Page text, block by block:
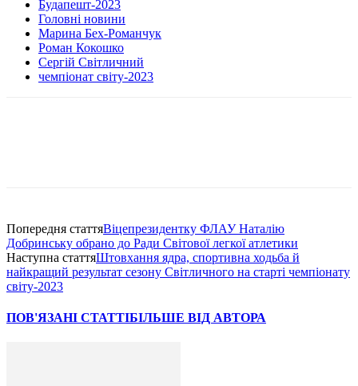
Будапешт-2023
Головні новини
Марина Бех-Романчук
Роман Кокошко
Сергій Світличний
чемпіонат світу-2023
Попередня статтяВіцепрезидентку ФЛАУ Наталію
Добринську обрано до Ради Світової легкої атлетики
Наступна статтяШтовхання ядра, спортивна ходьба й
найкращий результат сезону Світличного на старті чемпіонату
світу-2023
ПОВ'ЯЗАНІ СТАТТІБІЛЬШЕ ВІД АВТОРА